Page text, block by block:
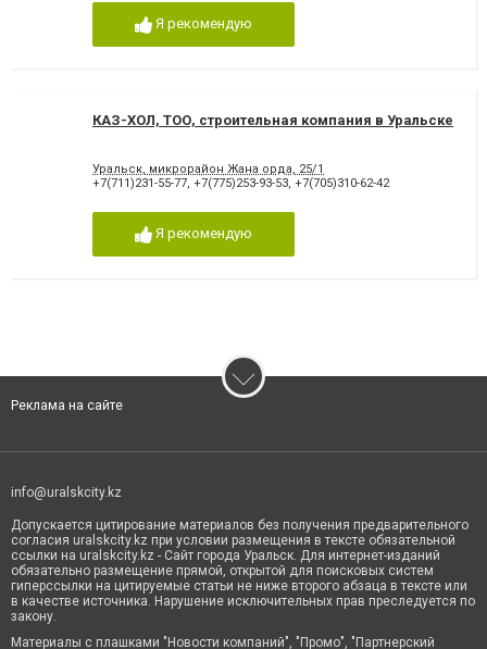
Я рекомендую
КАЗ-ХОЛ, ТОО, строительная компания в Уральске
Уральск, микрорайон Жана орда, 25/1
+7(711)231-55-77, +7(775)253-93-53, +7(705)310-62-42
Я рекомендую
Реклама на сайте
info@uralskcity.kz
Допускается цитирование материалов без получения предварительного
согласия uralskcity.kz при условии размещения в тексте обязательной
ссылки на uralskcity.kz - Сайт города Уральск. Для интернет-изданий
обязательно размещение прямой, открытой для поисковых систем
гиперссылки на цитируемые статьи не ниже второго абзаца в тексте или
в качестве источника. Нарушение исключительных прав преследуется по
закону.
Материалы с плашками "Новости компаний", "Промо", "Партнерский